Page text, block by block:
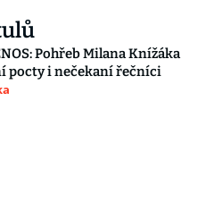
Pohřeb Milana Knížáka
pocty i nečekaní řečníci